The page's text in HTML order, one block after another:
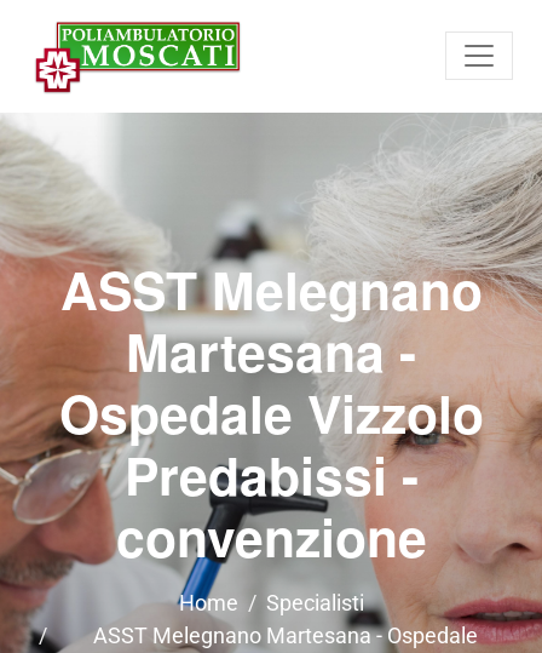
ASST Melegnano
Martesana -
Ospedale Vizzolo
Predabissi -
convenzione
Home
Specialisti
ASST Melegnano Martesana - Ospedale